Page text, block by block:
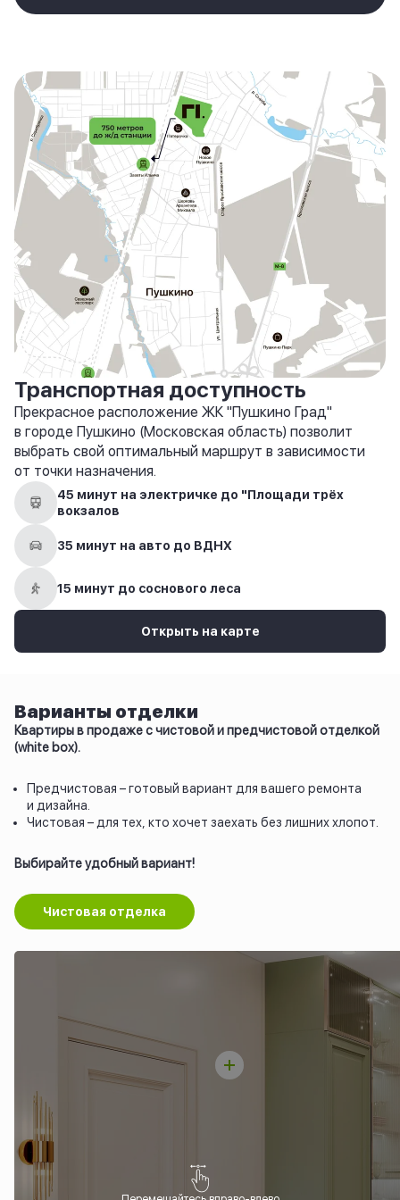
Транспортная доступность
Прекрасное расположение ЖК "Пушкино Град"
в городе Пушкино (Московская область) позволит
выбрать свой оптимальный маршрут в зависимости
от точки назначения.
45 минут на электричке до "Площади трёх
вокзалов
35 минут на авто до ВДНХ
15 минут до соснового леса
Открыть на карте
Варианты отделки
Квартиры в продаже с чистовой и предчистовой отделкой
(white box).
Предчистовая – готовый вариант для вашего ремонта
и дизайна.
Чистовая – для тех, кто хочет заехать без лишних хлопот.
Выбирайте удобный вариант!
Чистовая отделка